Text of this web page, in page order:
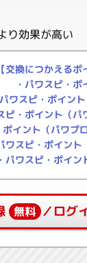
り効果が高い
【交換につかえるポ
・パワスピ・ポ
パワスピ・ポイン
ピ・ポイント（パ
ポイント（パワプ
ワスピ・ポイント
・パワスピ・ポイン
無料 ／ログ